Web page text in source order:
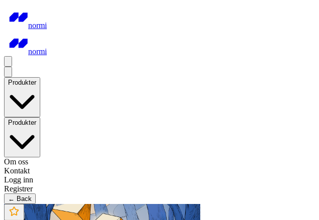
normi
normi
Produkter
Produkter
Om oss
Kontakt
Logg inn
Registrer
← Back